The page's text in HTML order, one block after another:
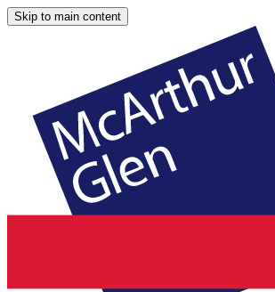
Skip to main content